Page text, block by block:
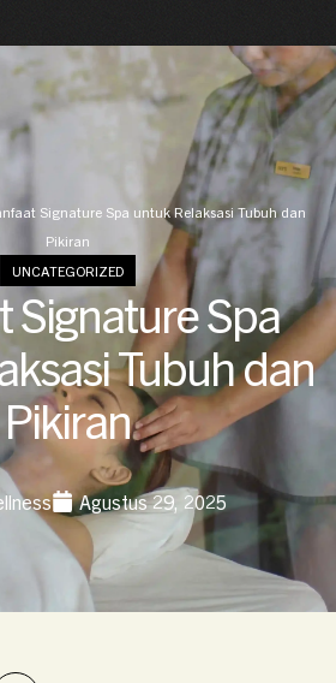
Signature Spa untuk Relaksasi Tubuh dan
Pikiran
UNCATEGORIZED
Signature Spa
Tubuh dan
Pikiran
Agustus 29, 2025